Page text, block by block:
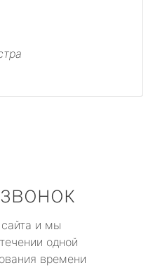
и мы
одной
времени